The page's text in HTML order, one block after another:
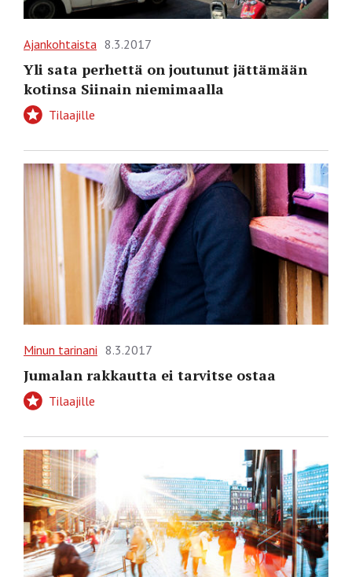
Ajankohtaista 8.3.2017
Yli sata perhettä on joutunut jättämään
kotinsa Siinain niemimaalla
Tilaajille
Minun tarinani 8.3.2017
Jumalan rakkautta ei tarvitse ostaa
Tilaajille